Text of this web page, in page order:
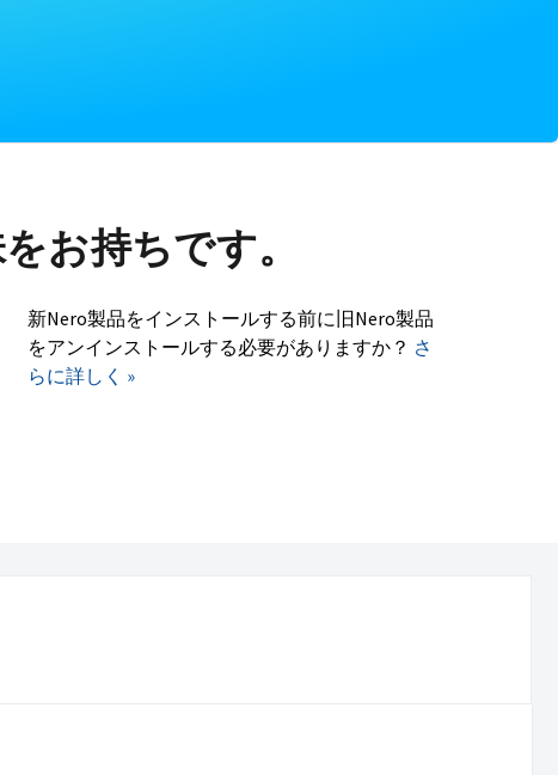
お持ちです。
新Nero製品をインストールする前に旧Nero製品
をアンインストールする必要がありますか？ さ
らに詳しく »